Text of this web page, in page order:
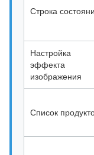
Строка
Настройка
эффекта
изображения
Список